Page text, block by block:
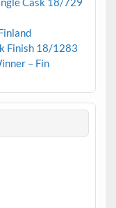
Finish 18/1283
– Fin